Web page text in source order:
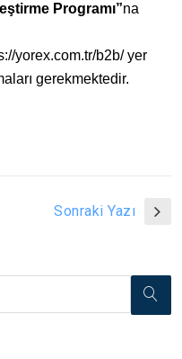
Programı”na
yorex.com.tr/b2b/yer
gerekmektedir.
Sonraki Yazı